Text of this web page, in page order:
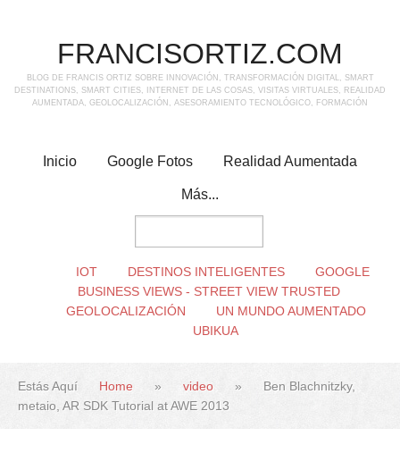
FRANCISORTIZ.COM
BLOG DE FRANCIS ORTIZ SOBRE INNOVACIÓN, TRANSFORMACIÓN DIGITAL, SMART
DESTINATIONS, SMART CITIES, INTERNET DE LAS COSAS, VISITAS VIRTUALES, REALIDAD
AUMENTADA, GEOLOCALIZACIÓN, ASESORAMIENTO TECNOLÓGICO, FORMACIÓN
Inicio Google Fotos Realidad Aumentada
Más...
IOT DESTINOS INTELIGENTES
GOOGLE
BUSINESS VIEWS - STREET VIEW TRUSTED
GEOLOCALIZACIÓN
UN MUNDO AUMENTADO
UBIKUA
Estás Aquí Home » video »
Ben Blachnitzky,
metaio, AR SDK Tutorial at AWE 2013